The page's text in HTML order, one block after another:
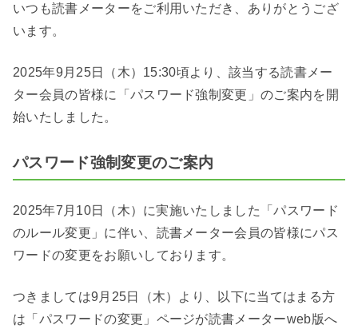
いつも読書メーターをご利用いただき、ありがとうござ
います。
2025年9月25日（木）15:30頃より、該当する読書メー
ター会員の皆様に「パスワード強制変更」のご案内を開
始いたしました。
パスワード強制変更のご案内
2025年7月10日（木）に実施いたしました「パスワード
のルール変更」に伴い、読書メーター会員の皆様にパス
ワードの変更をお願いしております。
つきましては9月25日（木）より、以下に当てはまる方
は「パスワードの変更」ページが読書メーターweb版へ